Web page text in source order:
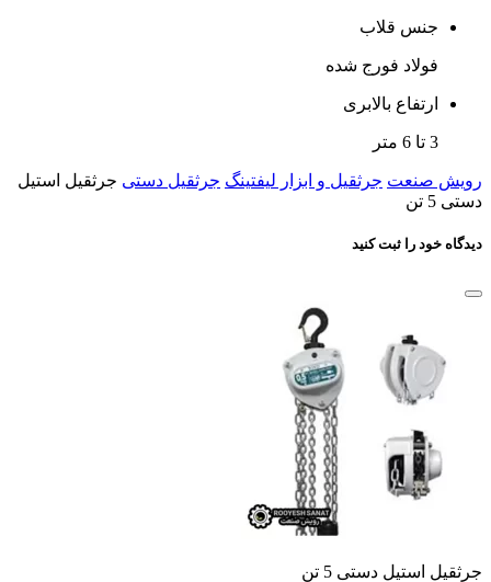
جنس قلاب
فولاد فورج شده
ارتفاع بالابری
3 تا 6 متر
رویش صنعت جرثقیل و ابزار لیفتینگ جرثقیل دستی جرثقیل استیل
دستی 5 تن
دیدگاه خود را ثبت کنید
جرثقیل استیل دستی 5 تن